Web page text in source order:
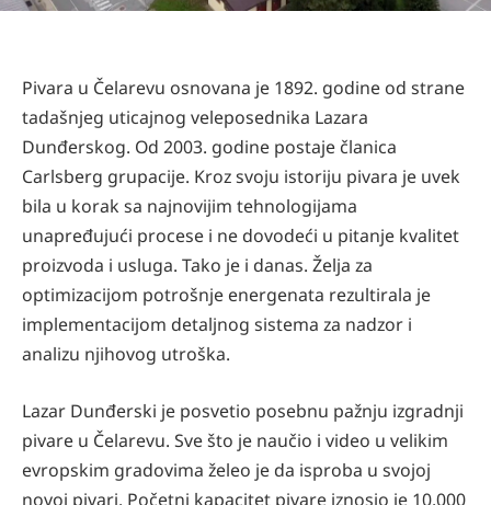
Pivara u Čelarevu osnovana je 1892. godine od strane
tadašnjeg uticajnog veleposednika Lazara
Dunđerskog. Od 2003. godine postaje članica
Carlsberg grupacije. Kroz svoju istoriju pivara je uvek
bila u korak sa najnovijim tehnologijama
unapređujući procese i ne dovodeći u pitanje kvalitet
proizvoda i usluga. Tako je i danas. Želja za
optimizacijom potrošnje energenata rezultirala je
implementacijom detaljnog sistema za nadzor i
analizu njihovog utroška.
Lazar Dunđerski je posvetio posebnu pažnju izgradnji
pivare u Čelarevu. Sve što je naučio i video u velikim
evropskim gradovima želeo je da isproba u svojoj
novoj pivari. Početni kapacitet pivare iznosio je 10.000